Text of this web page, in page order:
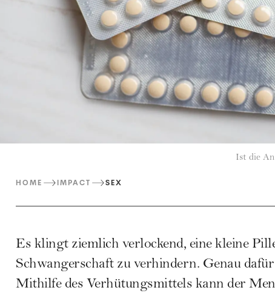
Ist die
HOME IMPACT SEX
Es klingt ziemlich verlockend, eine kleine
Schwangerschaft zu verhindern. Genau
Mithilfe des Verhütungsmittels kann der